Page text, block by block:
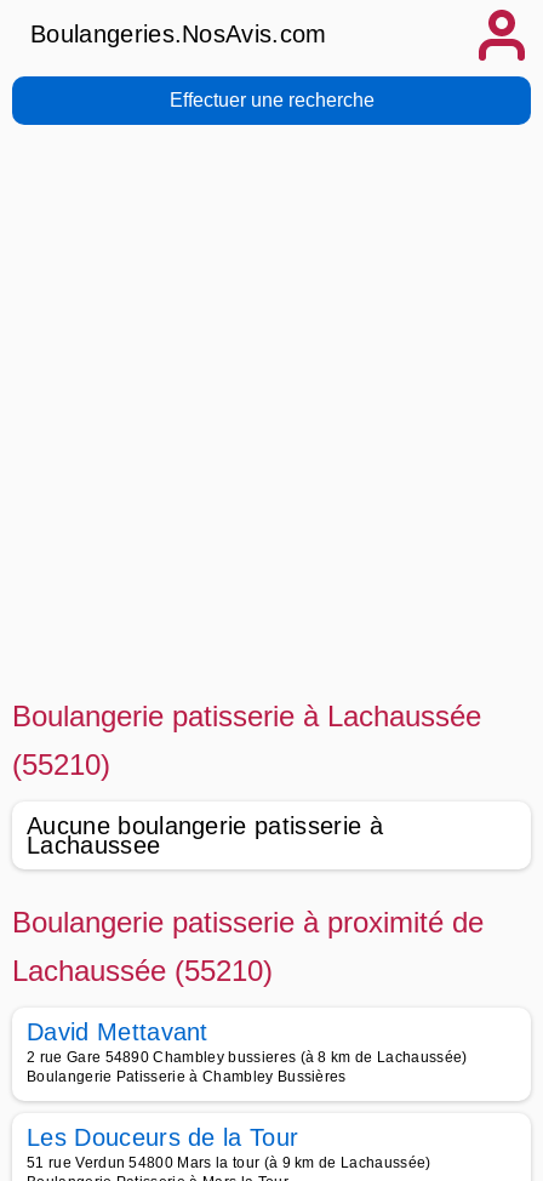
Boulangeries.NosAvis.com
Effectuer une recherche
Boulangerie patisserie à Lachaussée
(55210)
Aucune boulangerie patisserie à
Lachaussee
Boulangerie patisserie à proximité de
Lachaussée (55210)
David Mettavant
2 rue Gare 54890 Chambley bussieres (à 8 km de Lachaussée)
Boulangerie Patisserie à Chambley Bussières
Les Douceurs de la Tour
51 rue Verdun 54800 Mars la tour (à 9 km de Lachaussée)